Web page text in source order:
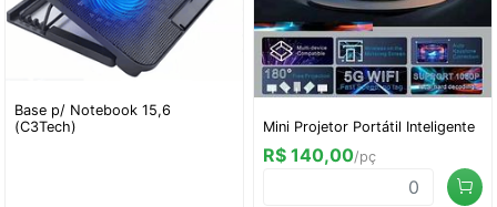
Base p/ Notebook 15,6
(C3Tech)
Mini Projetor Portátil Inteligente
R$ 140,00/pç